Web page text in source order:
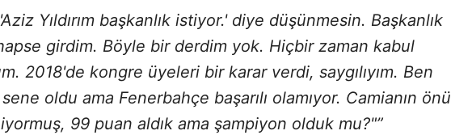
Yıldırım başkanlık istiyor.' diye düşünmesin. Başkanlık
girdim. Böyle bir derdim yok. Hiçbir zaman kabul
2018'de kongre üyeleri bir karar verdi, saygılıyım. Ben
sene oldu ama Fenerbahçe başarılı olamıyor. Camianın önü
99 puan aldık ama şampiyon olduk mu?"”